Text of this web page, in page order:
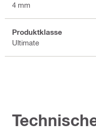
4 mm
Produktklasse
Ultimate